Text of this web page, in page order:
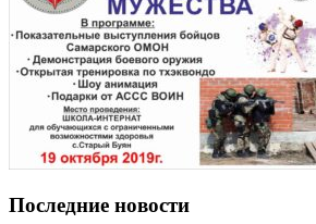
Последние новости